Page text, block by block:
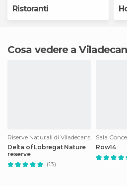
Ristoranti
Cosa vedere a
Riserve Naturali di Viladecans
Delta of Lobregat Nature
reserve
(13)
Sala
Row14